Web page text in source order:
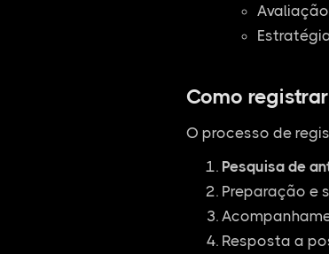
Como
O processo de
Pesquisa de
Preparação e
Resposta a